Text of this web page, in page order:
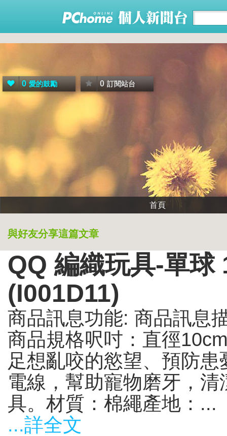
0 愛的鼓勵 0 訂閱站台
首頁
與好友分享這篇文章
QQ 編織玩具-單
(I001D11)
商品訊息功能: 商品訊息
商品規格呎吋：直徑
足想亂咬的慾望、預防
電線，幫助寵物磨牙，
具。材質：棉繩產地：...
...詳全文